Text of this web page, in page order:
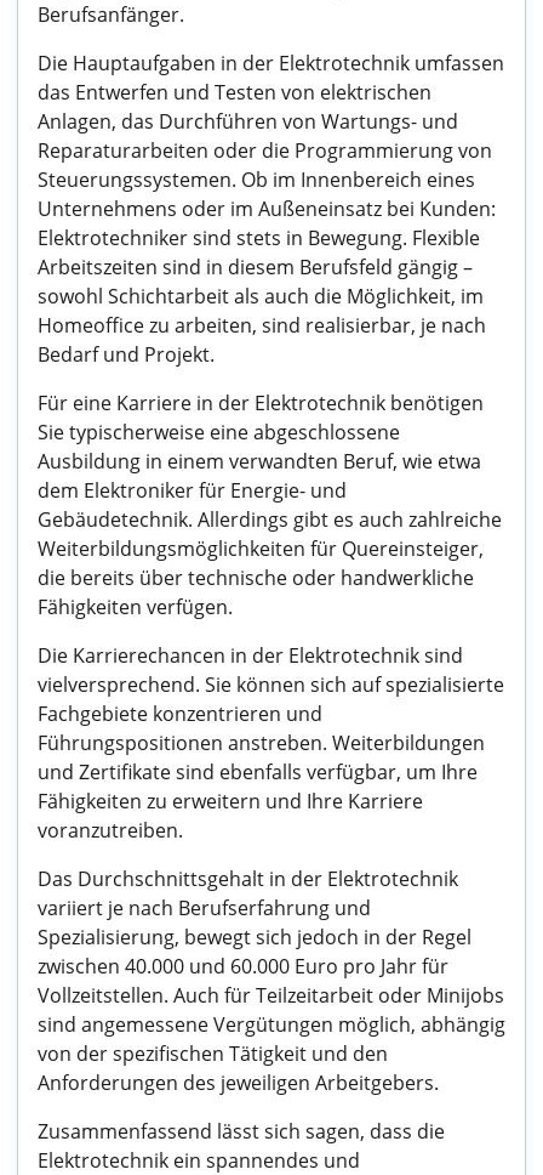
Berufsanfänger.
Die Hauptaufgaben in der Elektrotechnik umfassen
das Entwerfen und Testen von elektrischen
Anlagen, das Durchführen von Wartungs- und
Reparaturarbeiten oder die Programmierung von
Steuerungssystemen. Ob im Innenbereich eines
Unternehmens oder im Außeneinsatz bei Kunden:
Elektrotechniker sind stets in Bewegung. Flexible
Arbeitszeiten sind in diesem Berufsfeld gängig –
sowohl Schichtarbeit als auch die Möglichkeit, im
Homeoffice zu arbeiten, sind realisierbar, je nach
Bedarf und Projekt.
Für eine Karriere in der Elektrotechnik benötigen
Sie typischerweise eine abgeschlossene
Ausbildung in einem verwandten Beruf, wie etwa
dem Elektroniker für Energie- und
Gebäudetechnik. Allerdings gibt es auch zahlreiche
Weiterbildungsmöglichkeiten für Quereinsteiger,
die bereits über technische oder handwerkliche
Fähigkeiten verfügen.
Die Karrierechancen in der Elektrotechnik sind
vielversprechend. Sie können sich auf spezialisierte
Fachgebiete konzentrieren und
Führungspositionen anstreben. Weiterbildungen
und Zertifikate sind ebenfalls verfügbar, um Ihre
Fähigkeiten zu erweitern und Ihre Karriere
voranzutreiben.
Das Durchschnittsgehalt in der Elektrotechnik
variiert je nach Berufserfahrung und
Spezialisierung, bewegt sich jedoch in der Regel
zwischen 40.000 und 60.000 Euro pro Jahr für
Vollzeitstellen. Auch für Teilzeitarbeit oder Minijobs
sind angemessene Vergütungen möglich, abhängig
von der spezifischen Tätigkeit und den
Anforderungen des jeweiligen Arbeitgebers.
Zusammenfassend lässt sich sagen, dass die
Elektrotechnik ein spannendes und